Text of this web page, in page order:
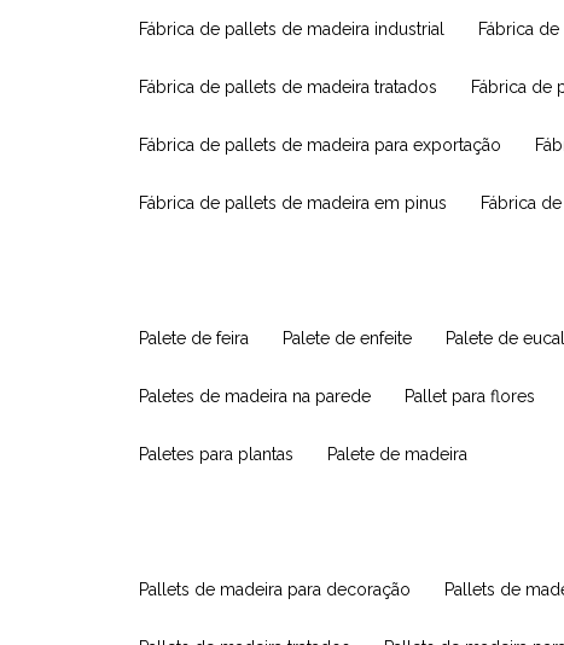
fábrica de pallets de madeira industrial fábrica
fábrica de pallets de madeira tratados fábrica de
fábrica de pallets de madeira para exportação
fábrica de pallets de madeira em pinus fábrica
palete de feira palete de enfeite palete de
paletes de madeira na parede pallet para flores
paletes para plantas palete de madeira
pallets de madeira para decoração pallets de